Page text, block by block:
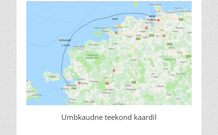
Umbkaudne teekond kaardil